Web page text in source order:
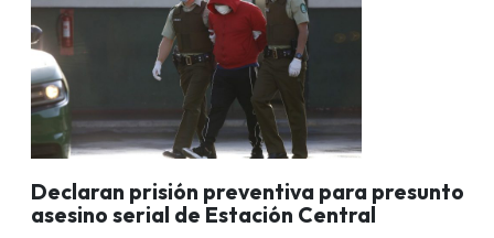
Declaran prisión preventiva para presunto
asesino serial de Estación Central